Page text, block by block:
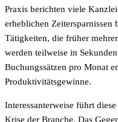
Praxis berichten viele
erheblichen Zeitersparnissen
Tätigkeiten, die früher
werden teilweise in
Buchungssätzen pro Monat
Produktivitätsgewinne.
Interessanterweise führt
Krise der Branche. Das